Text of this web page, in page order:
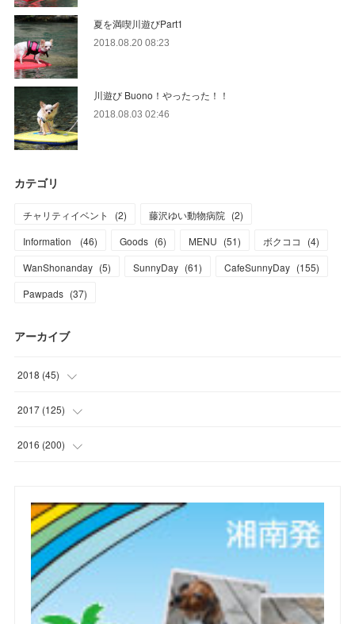
夏を満喫川遊びPart1
2018.08.20 08:23
川遊び Buono！やったった！！
2018.08.03 02:46
カテゴリ
チャリティイベント (2) 藤沢ゆい動物病院 (2)
Information
(46) Goods (6) MENU (51) ボクココ (4)
WanShonanday (5) SunnyDay (61) CafeSunnyDay (155)
Pawpads (37)
アーカイブ
2018 (45)
(1)
(1)
(7)
(2)
2017 (125)
(6)
(9)
(10 )
)
(11
2016 (200)
(17)
(19)
22)
(28)